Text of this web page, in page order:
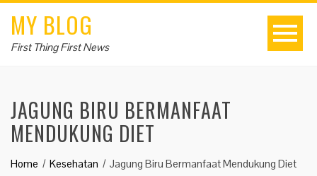
MY BLOG
First Thing First News
JAGUNG BIRU BERMANFAAT
MENDUKUNG DIET
Home Kesehatan Jagung Biru Bermanfaat Mendukung Diet